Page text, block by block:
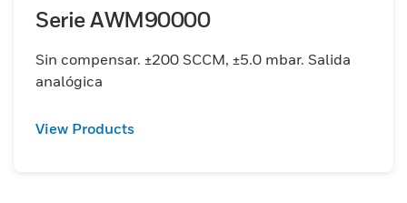
Serie AWM90000
Sin compensar. ±200 SCCM, ±5.0 mbar. Salida
analógica
View Products